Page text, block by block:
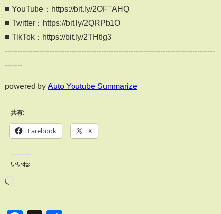
■ YouTube：https://bit.ly/2OFTAHQ
■ Twitter：https://bit.ly/2QRPb1O
■ TikTok：https://bit.ly/2THtIg3
-------------------------------------------------------------------------------------
-------
powered by Auto Youtube Summarize
共有:
Facebook X
いいね: